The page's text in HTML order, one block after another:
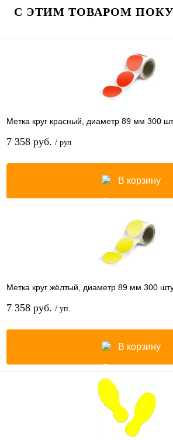
С ЭТИМ ТОВАРОМ
Метка круг красный, диаметр 89 мм 300
7 358 руб. / рул
В корзину
Метка круг жёлтый, диаметр 89 мм 300
7 358 руб. / уп.
В корзину